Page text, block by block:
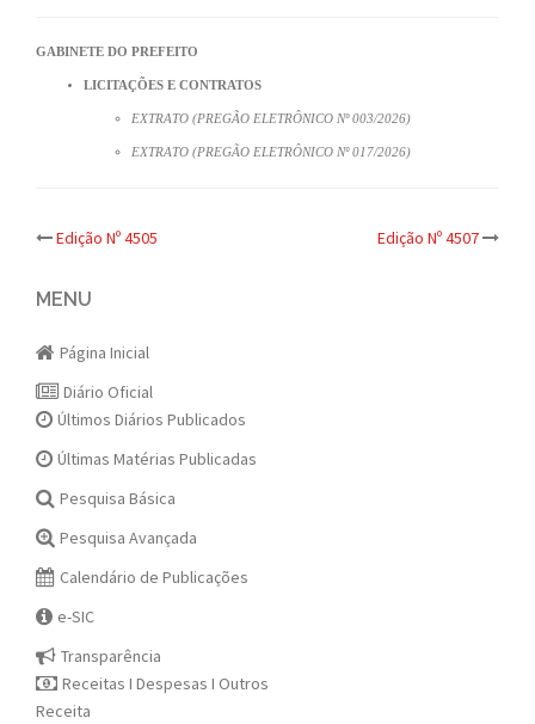
GABINETE DO PREFEITO
LICITAÇÕES E CONTRATOS
EXTRATO (PREGÃO ELETRÔNICO Nº 003/2026)
EXTRATO (PREGÃO ELETRÔNICO Nº 017/2026)
Post
navigation
Edição Nº 4505 Edição Nº 4507
MENU
Página Inicial
Diário Oficial
Últimos Diários Publicados
Últimas Matérias Publicadas
Pesquisa Básica
Pesquisa Avançada
Calendário de Publicações
e-SIC
Transparência
Receitas I Despesas I Outros
Receita